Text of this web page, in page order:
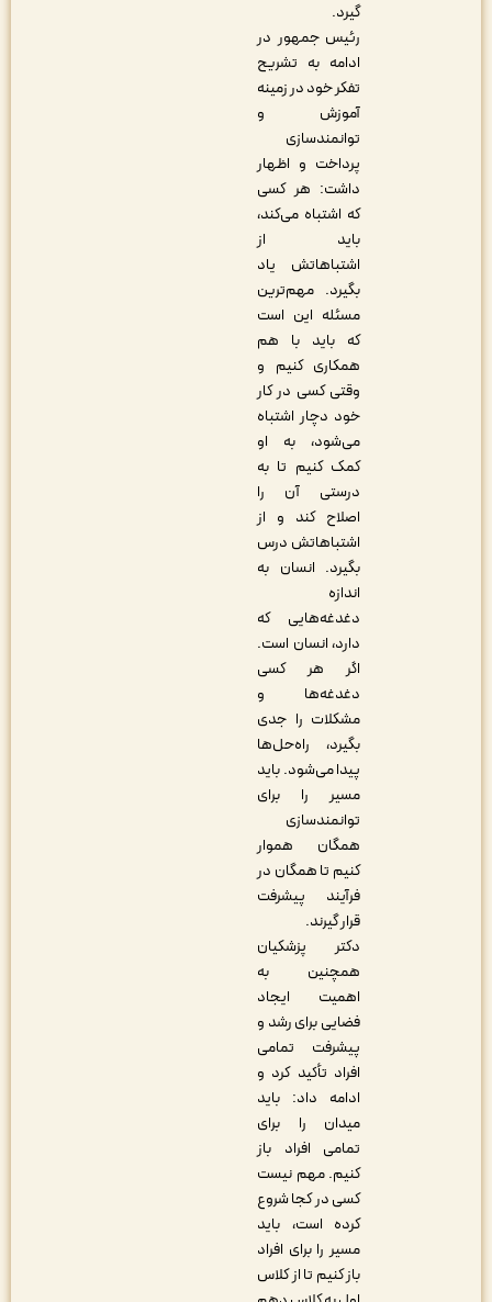
رئیس جمهور در
ادامه به تشریح
تفکر خود در زمینه
آموزش و
توانمندسازی
پرداخت و اظهار
داشت: هر کسی
که اشتباه می‌کند،
باید از
اشتباهاتش یاد
بگیرد. مهم‌ترین
مسئله این است
که باید با هم
همکاری کنیم و
وقتی کسی در کار
خود دچار اشتباه
می‌شود، به او
کمک کنیم تا به
درستی آن را
اصلاح کند و از
اشتباهاتش درس
بگیرد. انسان به
دغدغه‌هایی که
دارد، انسان است.
اگر هر کسی
دغدغه‌ها و
مشکلات را جدی
بگیرد، راه‌حل‌ها
پیدا می‌شود. باید
مسیر را برای
توانمندسازی
همگان هموار
کنیم تا همگان در
فرآیند پیشرفت
قرار گیرند.
دکتر پزشکیان
همچنین به
اهمیت ایجاد
فضایی برای رشد و
پیشرفت تمامی
افراد تأکید کرد و
ادامه داد: باید
میدان را برای
تمامی افراد باز
کنیم. مهم نیست
کسی در کجا شروع
کرده است، باید
مسیر را برای افراد
باز کنیم تا از کلاس